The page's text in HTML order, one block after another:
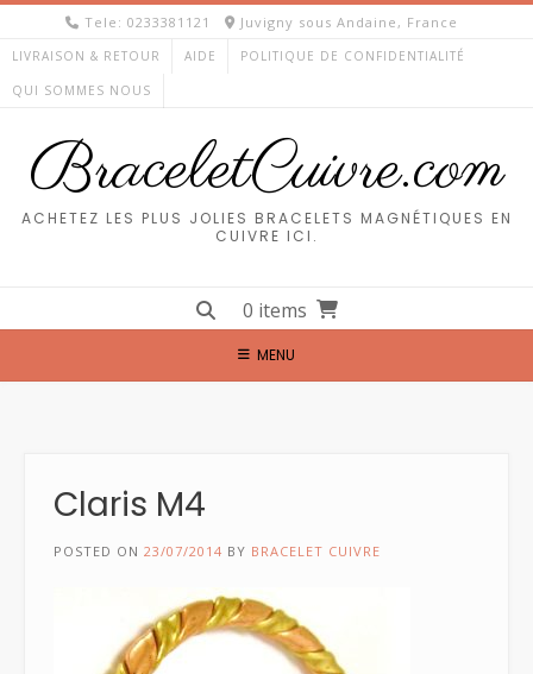
Skip
content
Tele: 0233381121 Juvigny sous Andaine, France
LIVRAISON & RETOUR AIDE POLITIQUE DE CONFIDENTIALITÉ
QUI SOMMES NOUS
BraceletCuivre.com
ACHETEZ LES PLUS JOLIES BRACELETS MAGNÉTIQUES EN
CUIVRE ICI.
0 items
MENU
Claris M4
POSTED ON 23/07/2014 BY BRACELET CUIVRE